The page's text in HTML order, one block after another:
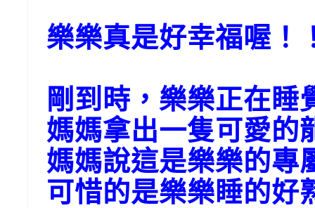
樂樂真是好幸福喔！
剛到時，樂樂正在睡
媽媽拿出一隻可愛的
媽媽說這是樂樂的專
可惜的是樂樂睡的好